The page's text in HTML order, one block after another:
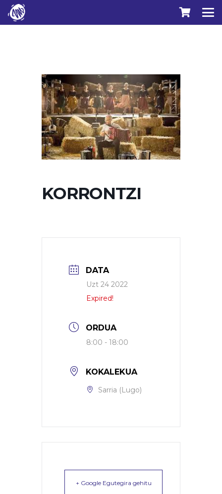
KORRONTZI
DATA
Uzt 24 2022
Expired!
ORDUA
8:00 - 18:00
KOKALEKUA
Sarria (Lugo)
+ Google Egutegira gehitu